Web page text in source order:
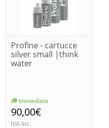
Profine - cartucce
silver small |think
water
Immediata
90,00€
IVA Inc.